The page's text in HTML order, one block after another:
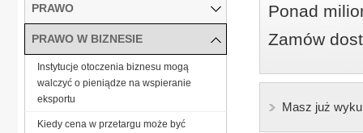
Ponad
Zamów
Masz już
PRAWO
PRAWO W BIZNESIE
Instytucje otoczenia biznesu mogą
walczyć o pieniądze na wspieranie
eksportu
Kiedy cena w przetargu może być